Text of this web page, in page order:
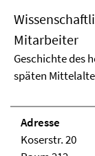
Mitarbeiter
Geschichte des
späten
Adresse
Koserstr. 20